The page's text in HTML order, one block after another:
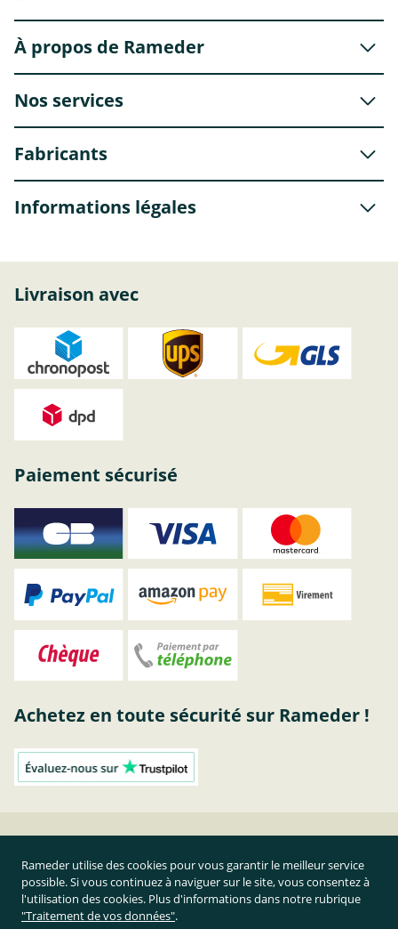
À propos de Rameder
Nos services
Fabricants
Informations légales
Livraison avec
Paiement sécurisé
Achetez en toute sécurité sur Rameder !
Résilier le contrat
Rameder utilise des cookies pour vous garantir le meilleur service
possible. Si vous continuez à naviguer sur le site, vous consentez à
l'utilisation des cookies. Plus d'informations dans notre rubrique
"Traitement de vos données".